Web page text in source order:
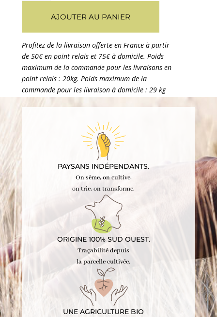
France
-
500g
AJOUTER AU PANIER
PAYSANS INDÉPENDANTS.
On sème, on cultive,
on trie, on transforme.
ORIGINE 100% SUD OUEST.
Traçabilité depuis
la parcelle cultivée.
UNE AGRICULTURE BIO